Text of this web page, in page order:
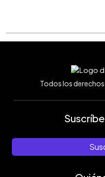
Todos los